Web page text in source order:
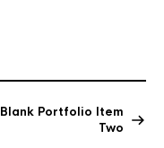
Blank Portfolio Item
Two